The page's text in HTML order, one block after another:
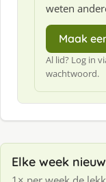
weten
Maak
Al lid? Log in
wachtwoord.
Elke week